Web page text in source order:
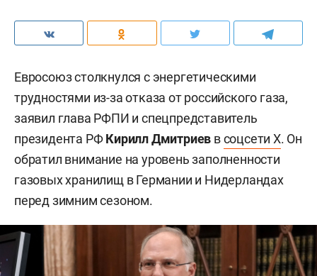
Евросоюз столкнулся с энергетическими
трудностями из-за отказа от российского газа,
заявил глава РФПИ и спецпредставитель
президента РФКирилл Дмитриев всоцсети X. Он
обратил внимание на уровень заполненности
газовых хранилищ в Германии и Нидерландах
перед зимним сезоном.